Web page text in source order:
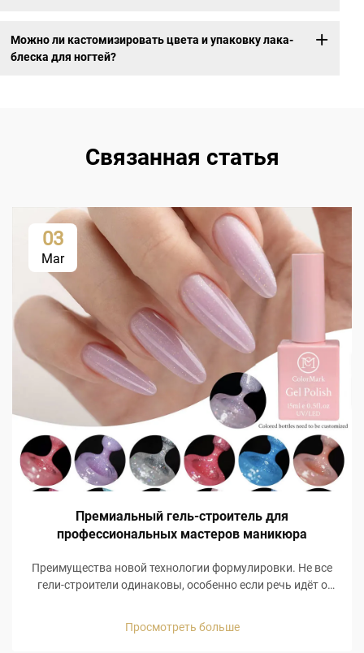
Можно ли кастомизировать цвета и упаковку лака-
блеска для ногтей?
Связанная статья
03
Mar
Премиальный гель-строитель для
профессиональных мастеров маникюра
Преимущества новой технологии формулировки. Не все
гели-строители одинаковы, особенно если речь идёт о
класса является натуральная смола. Это обеспечивает
Просмотреть больше